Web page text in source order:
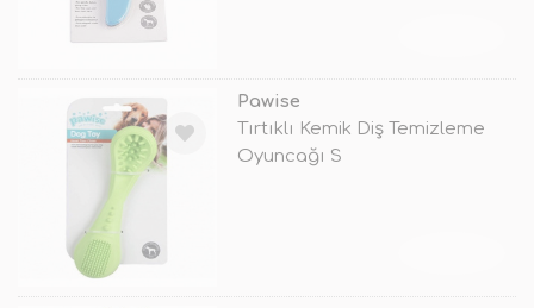
Pawise
Tırtıklı Kemik Diş Temizleme
Oyuncağı S